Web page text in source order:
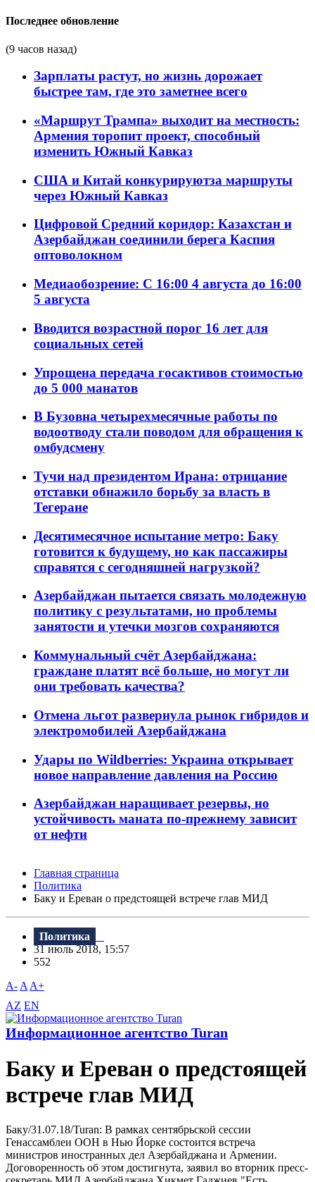
Последнее обновление
(9 часов назад)
Зарплаты растут, но жизнь дорожает
быстрее там, где это заметнее всего
«Маршрут Трампа» выходит на местность:
Армения торопит проект, способный
изменить Южный Кавказ
США и Китай конкурируютза маршруты
через Южный Кавказ
Цифровой Средний коридор: Казахстан и
Азербайджан соединили берега Каспия
оптоволокном
Медиаобозрение: С 16:00 4 августа до 16:00
5 августа
Вводится возрастной порог 16 лет для
социальных сетей
Упрощена передача госактивов стоимостью
до 5 000 манатов
В Бузовна четырехмесячные работы по
водоотводу стали поводом для обращения к
омбудсмену
Тучи над президентом Ирана: отрицание
отставки обнажило борьбу за власть в
Тегеране
Десятимесячное испытание метро: Баку
готовится к будущему, но как пассажиры
справятся с сегодняшней нагрузкой?
Азербайджан пытается связать молодежную
политику с результатами, но проблемы
занятости и утечки мозгов сохраняются
Коммунальный счёт Азербайджана:
граждане платят всё больше, но могут ли
они требовать качества?
Отмена льгот развернула рынок гибридов и
электромобилей Азербайджана
Удары по Wildberries: Украина открывает
новое направление давления на Россию
Азербайджан наращивает резервы, но
устойчивость маната по-прежнему зависит
от нефти
Главная страница
Политика
Баку и Ереван о предстоящей встрече глав МИД
Политика
31 июль 2018, 15:57
552
A- A A+
AZ EN
Информационное агентство Turan
Баку и Ереван о предстоящей
встрече глав МИД
Баку/31.07.18/Turan: B рамках сентябрьской сессии
Генассамблеи ООН в Нью Йорке состоится встреча
министров иностранных дел Азербайджана и Армении.
Договоренность об этом достигнута, заявил во вторник пресс-